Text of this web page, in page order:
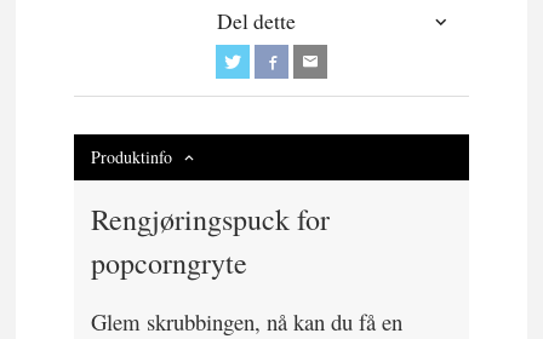
Del dette
Produktinfo
Rengjøringspuck for
popcorngryte
Glem skrubbingen, nå kan du få en